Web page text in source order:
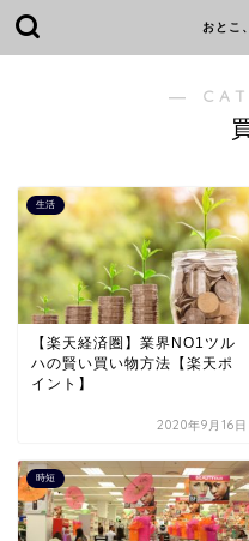
おとこ
―
生活
【楽天経済圏】業界NO1ツル
ハの賢い買い物方法【楽天ポ
イント】
2020年9月16日
時短